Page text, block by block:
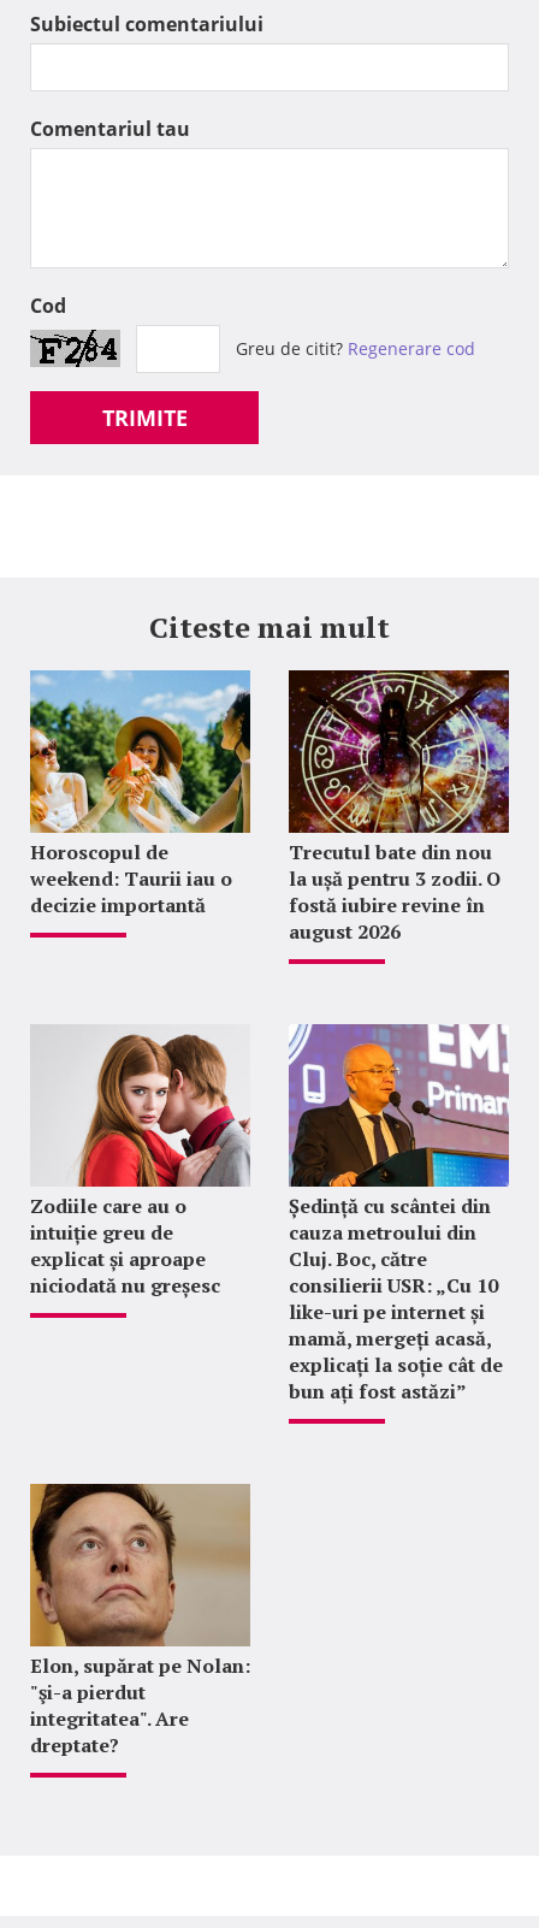
Subiectul comentariului
Comentariul tau
Cod
Greu de citit? Regenerare cod
TRIMITE
Citeste mai mult
Horoscopul de
weekend: Taurii iau o
decizie importantă
Trecutul bate din nou
la ușă pentru 3 zodii. O
fostă iubire revine în
august 2026
Zodiile care au o
intuiție greu de
explicat și aproape
niciodată nu greșesc
Ședință cu scântei din
cauza metroului din
Cluj. Boc, către
consilierii USR: „Cu 10
like-uri pe internet și
mamă, mergeți acasă,
explicați la soție cât de
bun ați fost astăzi”
Elon, supărat pe Nolan:
"şi-a pierdut
integritatea". Are
dreptate?